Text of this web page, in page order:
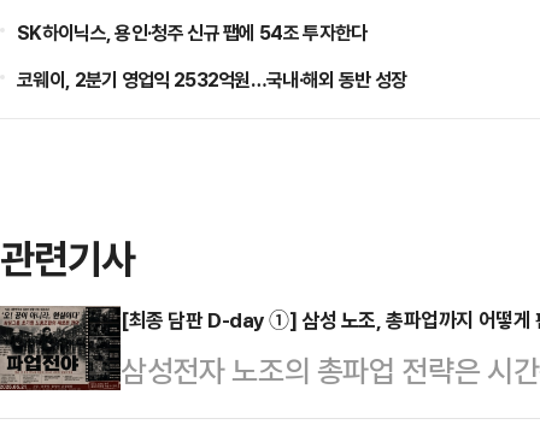
SK하이닉스, 용인·청주 신규 팹에 54조 투자한다
코웨이, 2분기 영업익 2532억원…국내·해외 동반 성장
관련기사
[최종 담판 D-day ①] 삼성 노조, 총파업까지 어떻게
삼성전자 노조의 총파업 전략은 시
'과반노조' 지위를 앞세워 대표성과